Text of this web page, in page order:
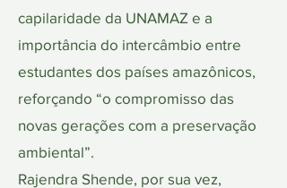
capilaridade da UNAMAZ e a
importância do intercâmbio entre
estudantes dos países amazônicos,
reforçando “o compromisso das
novas gerações com a preservação
ambiental”.
Rajendra Shende, por sua vez,